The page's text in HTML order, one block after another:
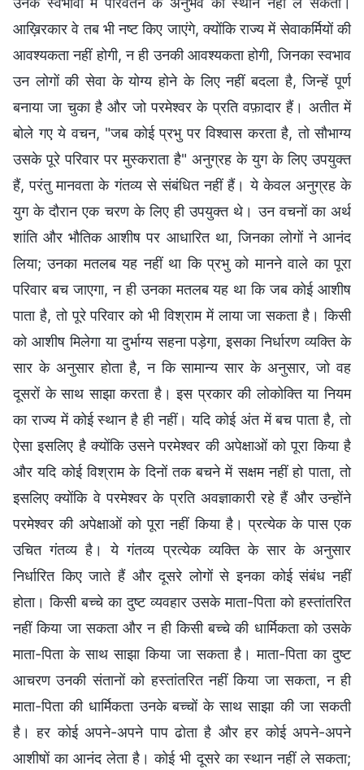
आख़िरकार वे तब भी नष्ट किए जाएंगे, क्योंकि राज्य में सेवाकर्मियों की
आवश्यकता नहीं होगी, न ही उनकी आवश्यकता होगी, जिनका स्वभाव
उन लोगों की सेवा के योग्य होने के लिए नहीं बदला है, जिन्हें पूर्ण
बनाया जा चुका है और जो परमेश्वर के प्रति वफ़ादार हैं। अतीत में
बोले गए ये वचन, "जब कोई प्रभु पर विश्वास करता है, तो सौभाग्य
उसके पूरे परिवार पर मुस्कराता है" अनुग्रह के युग के लिए उपयुक्त
हैं, परंतु मानवता के गंतव्य से संबंधित नहीं हैं। ये केवल अनुग्रह के
युग के दौरान एक चरण के लिए ही उपयुक्त थे। उन वचनों का अर्थ
शांति और भौतिक आशीष पर आधारित था, जिनका लोगों ने आनंद
लिया; उनका मतलब यह नहीं था कि प्रभु को मानने वाले का पूरा
परिवार बच जाएगा, न ही उनका मतलब यह था कि जब कोई आशीष
पाता है, तो पूरे परिवार को भी विश्राम में लाया जा सकता है। किसी
को आशीष मिलेगा या दुर्भाग्य सहना पड़ेगा, इसका निर्धारण व्यक्ति के
सार के अनुसार होता है, न कि सामान्य सार के अनुसार, जो वह
दूसरों के साथ साझा करता है। इस प्रकार की लोकोक्ति या नियम
का राज्य में कोई स्थान है ही नहीं। यदि कोई अंत में बच पाता है, तो
ऐसा इसलिए है क्योंकि उसने परमेश्वर की अपेक्षाओं को पूरा किया है
और यदि कोई विश्राम के दिनों तक बचने में सक्षम नहीं हो पाता, तो
इसलिए क्योंकि वे परमेश्वर के प्रति अवज्ञाकारी रहे हैं और उन्होंने
परमेश्वर की अपेक्षाओं को पूरा नहीं किया है। प्रत्येक के पास एक
उचित गंतव्य है। ये गंतव्य प्रत्येक व्यक्ति के सार के अनुसार
निर्धारित किए जाते हैं और दूसरे लोगों से इनका कोई संबंध नहीं
होता। किसी बच्चे का दुष्ट व्यवहार उसके माता-पिता को हस्तांतरित
नहीं किया जा सकता और न ही किसी बच्चे की धार्मिकता को उसके
माता-पिता के साथ साझा किया जा सकता है। माता-पिता का दुष्ट
आचरण उनकी संतानों को हस्तांतरित नहीं किया जा सकता, न ही
माता-पिता की धार्मिकता उनके बच्चों के साथ साझा की जा सकती
है। हर कोई अपने-अपने पाप ढोता है और हर कोई अपने-अपने
आशीषों का आनंद लेता है। कोई भी दूसरे का स्थान नहीं ले सकता;